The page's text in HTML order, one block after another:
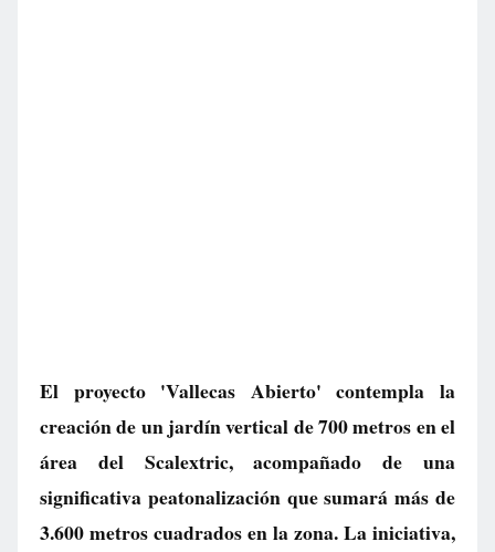
El proyecto 'Vallecas Abierto' contempla la
creación de un jardín vertical de 700 metros en el
área del Scalextric, acompañado de una
significativa peatonalización que sumará más de
3.600 metros cuadrados en la zona. La iniciativa,